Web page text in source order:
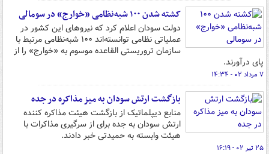
کشته شدن ۱۰۰ شبه‌نظامی «خوارج» در سومالی
دولت سودان اعلام کرد که نیروهای این کشور در
عملیاتی نظامی توانسته‌اند ۱۰۰ شبه‌نظامی مرتبط با
سازمان تروریستی القاعده موسوم به «خوارج» را از
پای درآورند.
۷ مرداد ۰۲ - ۱۴:۳۴
بازگشت ارتش سودان به میز مذاکره در جده
منابع دیپلماتیک از بازگشت هیئت مذاکره کننده
ارتش سودان به جده برای از سرگیری مذاکرات با
هیئت وابسته به حمیدتی خبر دادند.
۲۵ تیر ۰۲ - ۱۶:۱۹